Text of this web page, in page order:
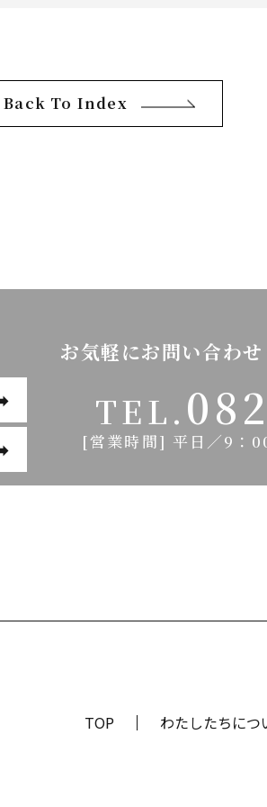
Back To Index
お気軽にお問い合わせ
TEL.
[営業時間] 平日／9：
TOP わたしたちにつ